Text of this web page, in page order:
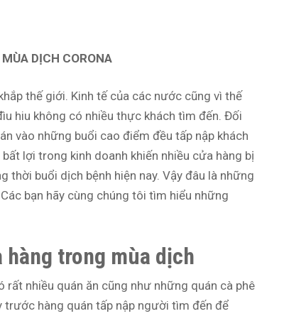
DỊCH CORONA
thế giới. Kinh tế của các nước cũng vì thế
hiu không có nhiều thực khách tìm đến. Đối
vào những buổi cao điểm đều tấp nập khách
lợi trong kinh doanh khiến nhiều cửa hàng bị
thời buổi dịch bệnh hiện nay. Vậy đâu là những
bạn hãy cùng chúng tôi tìm hiểu những
trong mùa dịch
nhiều quán ăn cũng như những quán cà phê
hàng quán tấp nập người tìm đến để